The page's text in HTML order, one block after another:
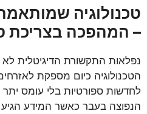
טכנולוגיה
– המהפכה בצריכת
נפלאות התקשורת הדיגיטלית
הטכנולוגיה כיום מספקת
לחדשות ספורטיות בלי עומס
הנפוצה בעבר כאשר המידע